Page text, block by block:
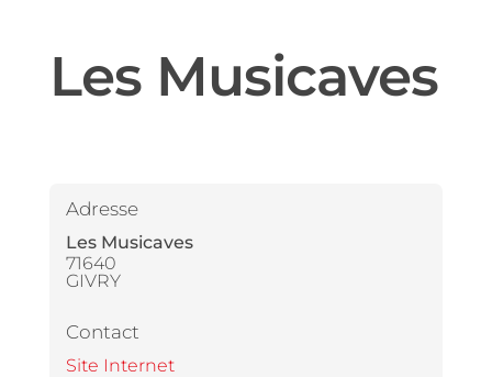
Les Musicaves
Adresse
Les Musicaves
71640
GIVRY
Contact
Site Internet